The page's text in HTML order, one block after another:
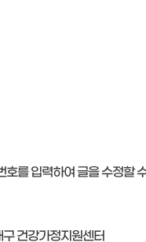
를 입력하여 글을 수정할
건강가정지원센터